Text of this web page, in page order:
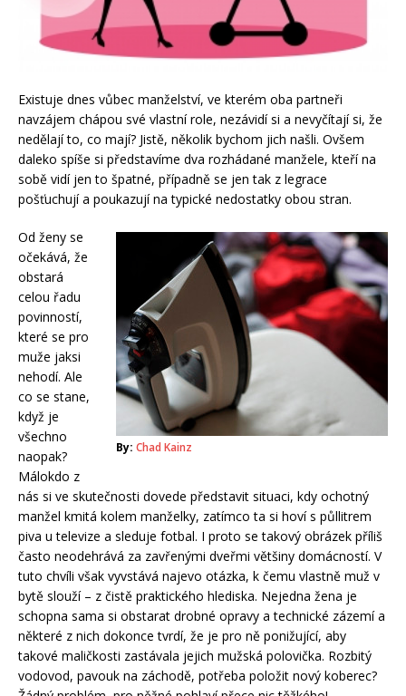
Existuje dnes vůbec manželství, ve kterém oba partneři
navzájem chápou své vlastní role, nezávidí si a nevyčítají si, že
nedělají to, co mají? Jistě, několik bychom jich našli. Ovšem
daleko spíše si představíme dva rozhádané manžele, kteří na
sobě vidí jen to špatné, případně se jen tak z legrace
pošťuchují a poukazují na typické nedostatky obou stran.
By: Chad Kainz
Od ženy se
očekává, že
obstará
celou řadu
povinností,
které se pro
muže jaksi
nehodí. Ale
co se stane,
když je
všechno
naopak?
Málokdo z
nás si ve skutečnosti dovede představit situaci, kdy ochotný
manžel kmitá kolem manželky, zatímco ta si hoví s půllitrem
piva u televize a sleduje fotbal. I proto se takový obrázek příliš
často neodehrává za zavřenými dveřmi většiny domácností. V
tuto chvíli však vyvstává najevo otázka, k čemu vlastně muž v
bytě slouží – z čistě praktického hlediska. Nejedna žena je
schopna sama si obstarat drobné opravy a technické zázemí a
některé z nich dokonce tvrdí, že je pro ně ponižující, aby
takové maličkosti zastávala jejich mužská polovička. Rozbitý
vodovod, pavouk na záchodě, potřeba položit nový koberec?